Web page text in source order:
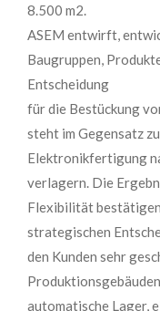
8.500 m2.
ASEM entwirft,
Baugruppen,
Entscheidung
für die Bestückung
steht im Gegensatz
Elektronikfertigung
verlagern. Die
Flexibilität
strategischen
den Kunden sehr
automatische Lager,